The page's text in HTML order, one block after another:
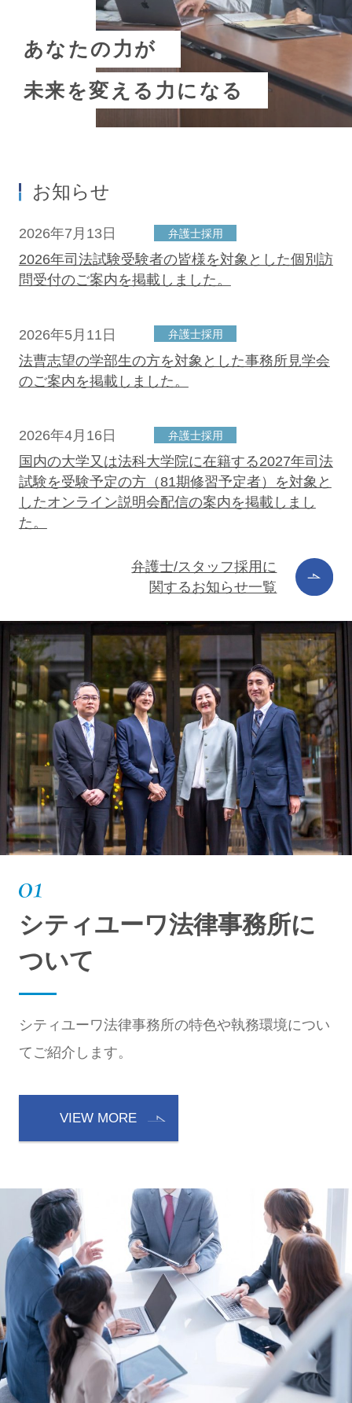
あなたの力が
未来を変える力になる
お知らせ
2026年7月13日 弁護士採用
2026年司法試験受験者の皆様を対象とした個別訪
問受付のご案内を掲載しました。
2026年5月11日 弁護士採用
法曹志望の学部生の方を対象とした事務所見学会
のご案内を掲載しました。
2026年4月16日 弁護士採用
国内の大学又は法科大学院に在籍する2027年司法
試験を受験予定の方（81期修習予定者）を対象と
したオンライン説明会配信の案内を掲載しまし
た。
弁護士/スタッフ採用に
関するお知らせ一覧
シティユーワ法律事務所に
ついて
シティユーワ法律事務所の特色や執務環境につい
てご紹介します。
VIEW MORE